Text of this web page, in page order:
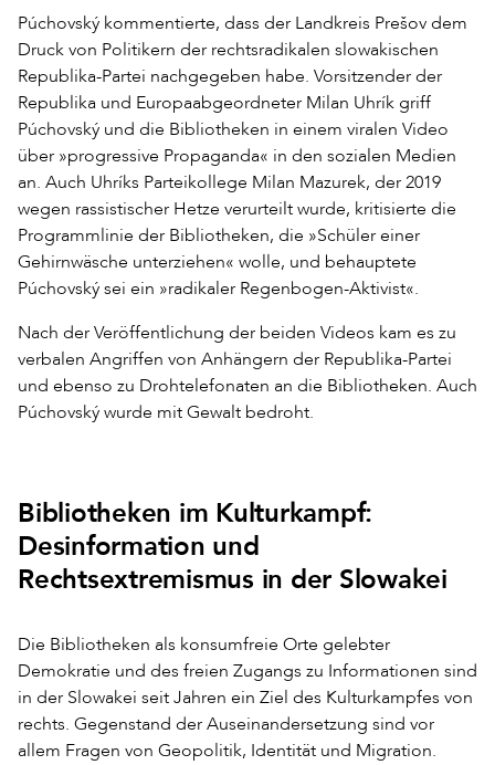
Púchovský kommentierte, dass der Landkreis Prešov dem
Druck von Politikern der rechtsradikalen slowakischen
Republika-Partei nachgegeben habe. Vorsitzender der
Republika und Europaabgeordneter Milan Uhrík griff
Púchovský und die Bibliotheken in einem viralen Video
über »progressive Propaganda« in den sozialen Medien
an. Auch Uhríks Parteikollege Milan Mazurek, der 2019
wegen rassistischer Hetze verurteilt wurde, kritisierte die
Programmlinie der Bibliotheken, die »Schüler einer
Gehirnwäsche unterziehen« wolle, und behauptete
Púchovský sei ein »radikaler Regenbogen-Aktivist«.
Nach der Veröffentlichung der beiden Videos kam es zu
verbalen Angriffen von Anhängern der Republika-Partei
und ebenso zu Drohtelefonaten an die Bibliotheken. Auch
Púchovský wurde mit Gewalt bedroht.
Bibliotheken im Kulturkampf:
Desinformation und
Rechtsextremismus in der Slowakei
Die Bibliotheken als konsumfreie Orte gelebter
Demokratie und des freien Zugangs zu Informationen sind
in der Slowakei seit Jahren ein Ziel des Kulturkampfes von
rechts. Gegenstand der Auseinandersetzung sind vor
allem Fragen von Geopolitik, Identität und Migration.